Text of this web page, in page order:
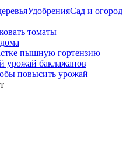
УдобренияСад и огород
томаты
пышную гортензию
урожай баклажанов
повысить урожай